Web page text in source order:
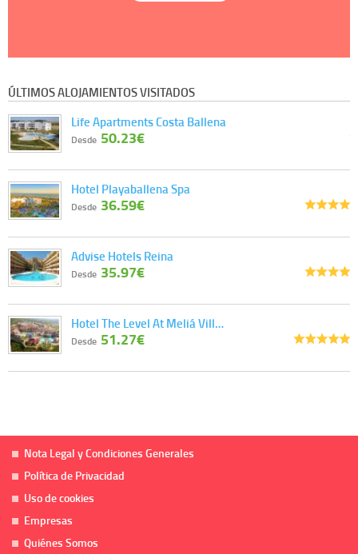
ÚLTIMOS ALOJAMIENTOS VISITADOS
Life Apartments Costa Ballena
Desde 50.23€
Hotel Playaballena Spa
Desde 36.59€
Advise Hotels Reina
Desde 35.97€
Hotel The Level At Meliá Vill…
Desde 51.27€
Nota Legal y Condiciones Generales
Política de Privacidad
Uso de cookies
Empresas
Quiénes Somos